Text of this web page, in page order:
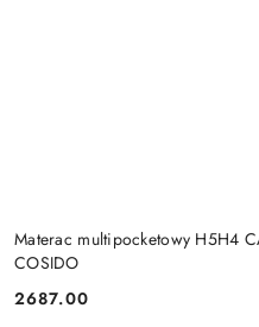
Materac multipocketowy H5H4
COSIDO
Cena:
2687.00